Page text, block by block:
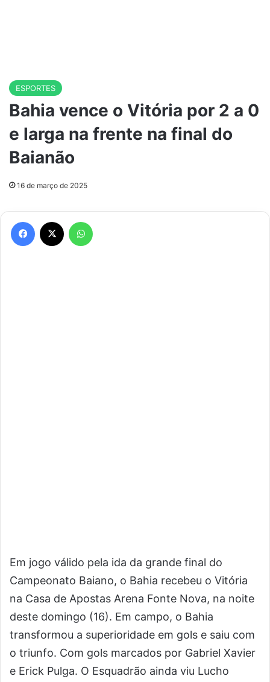
ESPORTES
Bahia vence o Vitória por 2 a 0
e larga na frente na final do
Baianão
16 de março de 2025
Facebook
Em jogo válido pela ida da grande final do
Campeonato Baiano, o Bahia recebeu o Vitória
na Casa de Apostas Arena Fonte Nova, na noite
deste domingo (16). Em campo, o Bahia
transformou a superioridade em gols e saiu com
o triunfo. Com gols marcados por Gabriel Xavier
e Erick Pulga. O Esquadrão ainda viu Lucho